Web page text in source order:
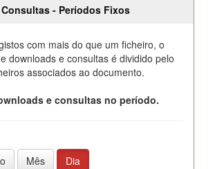
- Períodos Fixos
com mais do que um ficheiro, o
downloads e consultas é dividido pelo
associados ao documento.
e consultas no período.
Mês Dia